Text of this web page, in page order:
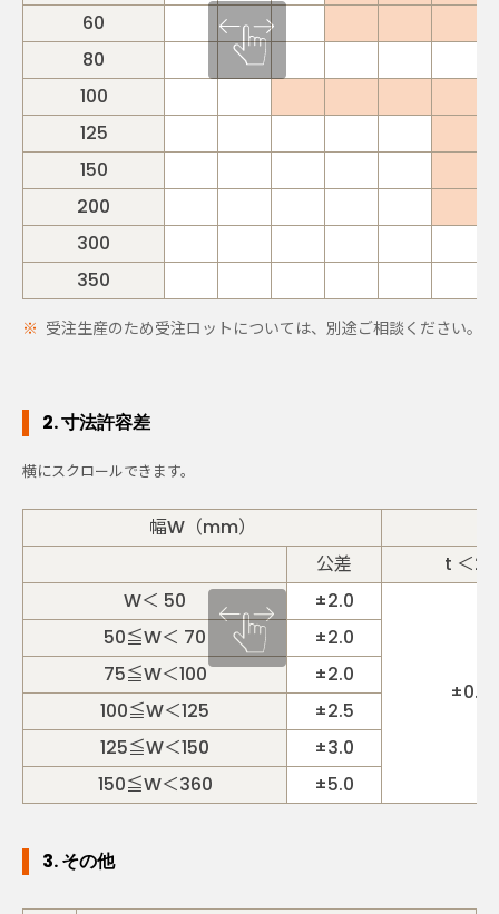
60
80
100
125
150
200
300
350
受注生産のため受注ロットについては、別途ご相談ください。
2. 寸法許容差
幅W（mm）
公差
t ＜20
W＜ 50
±2.0
±0.7
50≦W＜ 70
±2.0
75≦W＜100
±2.0
100≦W＜125
±2.5
125≦W＜150
±3.0
150≦W＜360
±5.0
3. その他